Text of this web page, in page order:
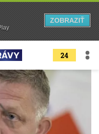
24
ZOBRAZIŤ